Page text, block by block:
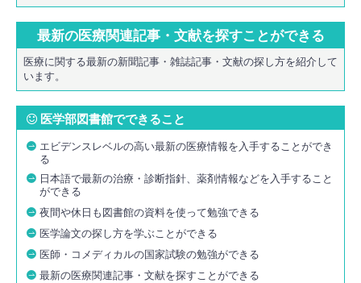
最新の医療関連記事・文献を探すことができる
医療に関する最新の新聞記事・雑誌記事・文献の探し方を紹介して
います。
医学部図書館でできること
エビデンスレベルの高い最新の医療情報を入手することができ
る
日本語で最新の治療・診断指針、薬剤情報などを入手すること
ができる
夜間や休日も図書館の資料を使って勉強できる
医学論文の探し方を学ぶことができる
医師・コメディカルの国家試験の勉強ができる
最新の医療関連記事・文献を探すことができる